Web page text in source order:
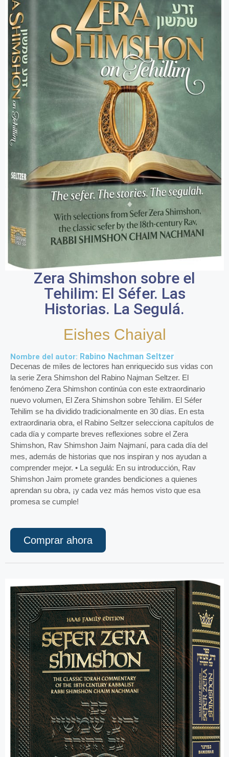
Zera Shimshon sobre el
Tehilim: El Séfer. Las
Historias. La Segulá.
Eishes Chaiyal
Nombre del autor: Rabino Nachman Seltzer
Decenas de miles de lectores han enriquecido sus vidas con
la serie Zera Shimshon del Rabino Najman Seltzer. El
fenómeno Zera Shimshon continúa con este extraordinario
nuevo volumen, El Zera Shimshon sobre Tehilim. El Séfer
Tehilim se ha dividido tradicionalmente en 30 días. En esta
extraordinaria obra, el Rabino Seltzer selecciona capítulos de
cada día y comparte breves reflexiones sobre el Zera
Shimshon, Rav Shimshon Jaim Najmaní, para cada día del
mes, además de historias que nos inspiran y nos ayudan a
comprender mejor. • La segulá: En su introducción, Rav
Shimshon Jaim promete grandes bendiciones a quienes
aprendan su obra, ¡y cada vez más hemos visto que esa
promesa se cumple!
Comprar ahora